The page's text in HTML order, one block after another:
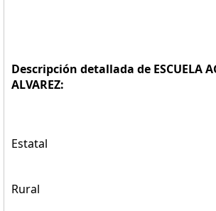
Descripción detallada de ESCUELA
ALVAREZ:
Estatal
Rural